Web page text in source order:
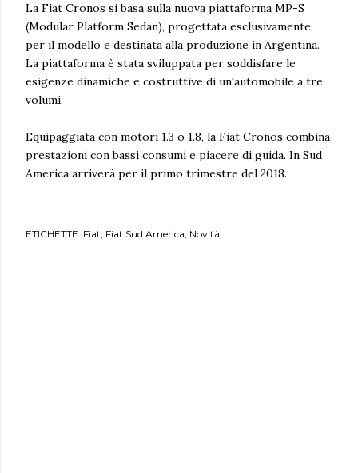
La Fiat Cronos si basa sulla nuova piattaforma MP-S
(Modular Platform Sedan), progettata esclusivamente
per il modello e destinata alla produzione in Argentina.
La piattaforma è stata sviluppata per soddisfare le
esigenze dinamiche e costruttive di un'automobile a tre
volumi.
Equipaggiata con motori 1.3 o 1.8, la Fiat Cronos combina
prestazioni con bassi consumi e piacere di guida. In Sud
America arriverà per il primo trimestre del 2018.
ETICHETTE: Fiat Fiat Sud America Novità